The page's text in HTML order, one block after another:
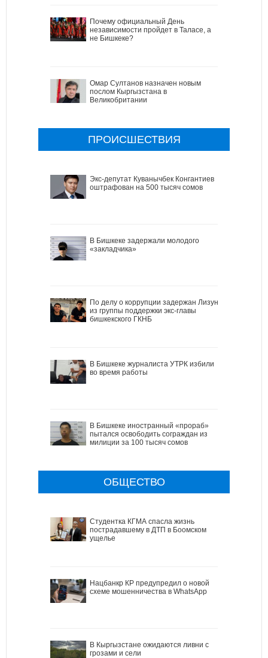
Почему официальный День
независимости пройдет в Таласе, а
не Бишкеке?
Омар Султанов назначен новым
послом Кыргызстана в
Великобритании
ПРОИСШЕСТВИЯ
Экс-депутат Куванычбек Конгантиев
оштрафован на 500 тысяч сомов
В Бишкеке задержали молодого
«закладчика»
По делу о коррупции задержан Лизун
из группы поддержки экс-главы
бишкекского ГКНБ
В Бишкеке журналиста УТРК избили
во время работы
В Бишкеке иностранный «прораб»
пытался освободить сограждан из
милиции за 100 тысяч сомов
ОБЩЕСТВО
Студентка КГМА спасла жизнь
пострадавшему в ДТП в Боомском
ущелье
Нацбанкр КР предупредил о новой
схеме мошенничества в WhatsApp
В Кыргызстане ожидаются ливни с
грозами и сели